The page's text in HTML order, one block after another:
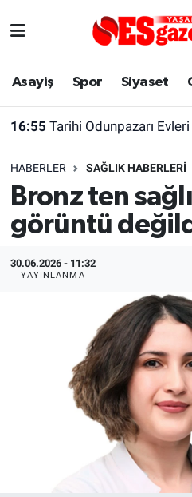
Asayiş Spor Siyaset
16:55 Tarihi Odunpazarı
HABERLER SAĞLIK HABERLERI
Bronz ten
görüntü
30.06.2026 - 11:32
YAYINLANMA
Asayiş
Gündem
Türkiye
Dünya
Alış-Veriş/İş dünyası
Yaşam
Eskişehirspor Arşivi
Eskişehir Arşivi
Röportaj
Kültür Sanat
Politika
Eskişehir Nöbetçi
Süper Lig Puan
Tüm Manşetler
Son Dakika Haberleri
Haber Arşivi